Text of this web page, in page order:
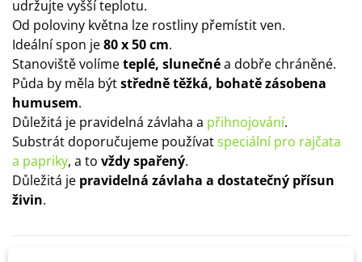
udržujte vyšší teplotu.
Od poloviny května lze rostliny přemístit ven.
Ideální spon je80 x 50 cm.
Stanoviště volímeteplé, slunečnéa dobře chráněné.
Půda by měla býtstředně těžká, bohatě zásobena
humusem.
Důležitá je pravidelná závlaha a přihnojování.
Substrát doporučujeme používatspeciální pro rajčata
a papriky, a to vždy spařený.
Důležitá je pravidelná závlaha a dostatečný přísun
živin.